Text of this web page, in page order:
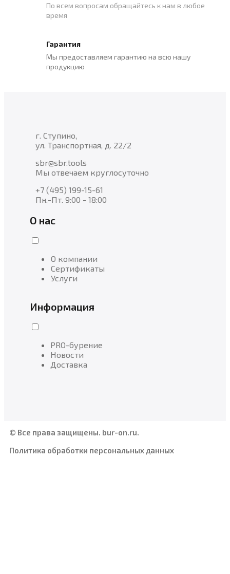
По всем вопросам обращайтесь к нам в любое
время
Гарантия
Мы предоставляем гарантию на всю нашу
продукцию
г. Ступино,
ул. Транспортная, д. 22/2
sbr@sbr.tools
Мы отвечаем круглосуточно
+7 (495) 199-15-61
Пн.-Пт. 9:00 - 18:00
О нас
О компании
Сертификаты
Услуги
Информация
PRO-бурение
Новости
Доставка
© Все права защищены. bur-on.ru.
Политика обработки персональных данных